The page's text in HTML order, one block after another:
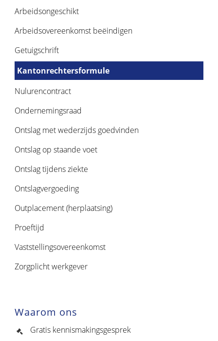
Arbeidsongeschikt
Arbeidsovereenkomst beëindigen
Getuigschrift
Kantonrechtersformule
Nulurencontract
Ondernemingsraad
Ontslag met wederzijds goedvinden
Ontslag op staande voet
Ontslag tijdens ziekte
Ontslagvergoeding
Outplacement (herplaatsing)
Proeftijd
Vaststellingsovereenkomst
Zorgplicht werkgever
Waarom ons
Gratis kennismakingsgesprek